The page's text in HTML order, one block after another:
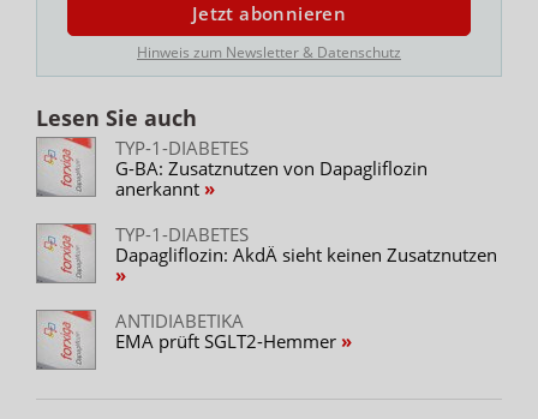
Jetzt abonnieren
Hinweis zum Newsletter & Datenschutz
Lesen Sie auch
TYP-1-DIABETES
G-BA: Zusatznutzen von Dapagliflozin
anerkannt
TYP-1-DIABETES
Dapagliflozin: AkdÄ sieht keinen Zusatznutzen
ANTIDIABETIKA
EMA prüft SGLT2-Hemmer